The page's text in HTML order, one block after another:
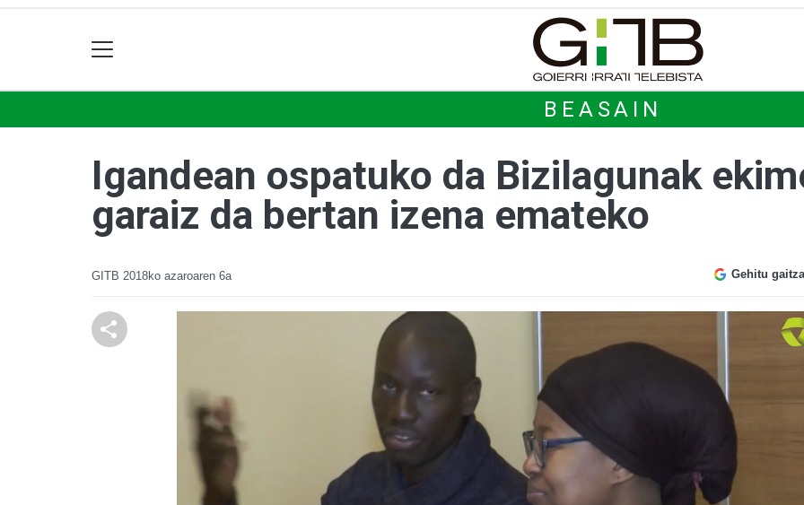
BEASAIN
Igandean ospatuko da Bizilagunak
garaiz da bertan izena emateko
GITB 2018ko azaroaren 6a Gehitu